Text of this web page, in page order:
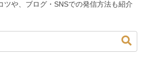
ツや、ブログ・SNSでの発信方法も紹介